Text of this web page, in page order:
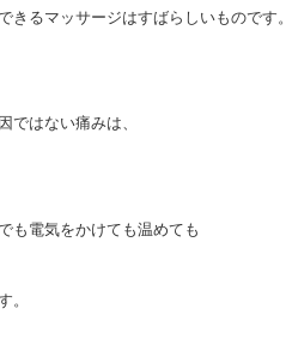
きるマッサージはすばらしいものです。
ではない痛みは、
も電気をかけても温めても
。